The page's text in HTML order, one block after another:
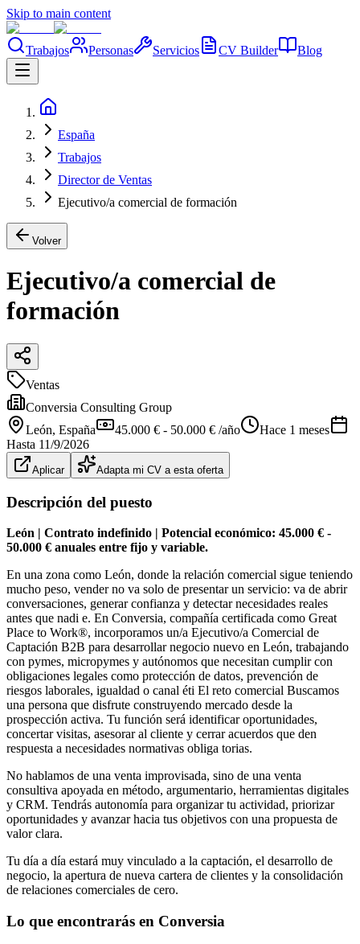
Skip to main content
Trabajos Personas Servicios CV Builder Blog
España
Trabajos
Director de Ventas
Ejecutivo/a comercial de formación
Volver
Ejecutivo/a comercial de
formación
Ventas
Conversia Consulting Group
León, España 45.000 € - 50.000 € /año
Hace 1 meses
Hasta 11/9/2026
Aplicar Adapta mi CV a esta oferta
Descripción del puesto
León | Contrato indefinido | Potencial económico: 45.000 € -
50.000 € anuales entre fijo y variable.
En una zona como León, donde la relación comercial sigue teniendo
mucho peso, vender no va solo de presentar un servicio: va de abrir
conversaciones, generar confianza y detectar necesidades reales
antes que nadi e. En Conversia, compañía certificada como Great
Place to Work®, incorporamos un/a Ejecutivo/a Comercial de
Captación B2B para desarrollar negocio nuevo en León, trabajando
con pymes, micropymes y autónomos que necesitan cumplir con
obligaciones legales como protección de datos, prevención de
riesgos laborales, igualdad o canal éti El reto comercial Buscamos
una persona que disfrute construyendo mercado desde la
prospección activa. Tu función será identificar oportunidades,
concertar visitas, asesorar al cliente y cerrar acuerdos que den
respuesta a necesidades normativas obliga torias.
No hablamos de una venta improvisada, sino de una venta
consultiva apoyada en método, argumentario, herramientas digitales
y CRM. Tendrás autonomía para organizar tu actividad, priorizar
oportunidades y avanzar hacia tus objetivos con una propuesta de
valor clara.
Tu día a día estará muy vinculado a la captación, el desarrollo de
negocio, la apertura de nueva cartera de clientes y la consolidación
de relaciones comerciales de cero.
Lo que encontrarás en Conversia